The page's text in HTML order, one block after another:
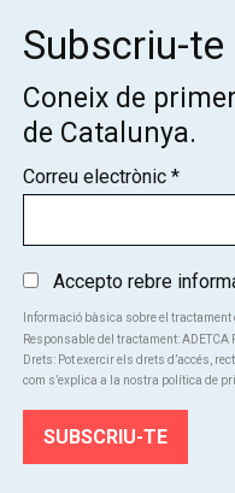
Coneix de
Subscriu-
Coneix de
de Catalunya.
Correu electrònic *
Accepto rebre
Informació bàsica sobre el
Responsable del tractament:
Drets: Pot exercir els drets d’accés,
com s’explica a la nostra política de